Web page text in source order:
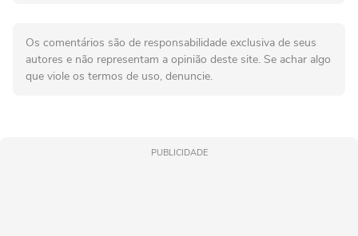
Os comentários são de responsabilidade exclusiva de seus
autores e não representam a opinião deste site. Se achar algo
que viole os termos de uso, denuncie.
PUBLICIDADE